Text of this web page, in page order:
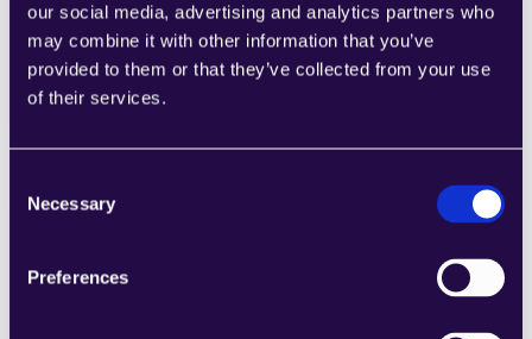
our social media, advertising and analytics partners who
may combine it with other information that you’ve
provided to them or that they’ve collected from your use
of their services.
Selection
Necessary
Preferences
su empresa en crecimiento.
Páginas de inicio
Learn more
2markdown